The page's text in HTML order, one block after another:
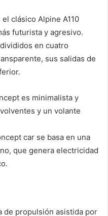
clásico Alpine A110
futurista y agresivo.
en cuatro
sus salidas de
es minimalista y
y un volante
car se basa en una
que genera electricidad
de propulsión asistida por